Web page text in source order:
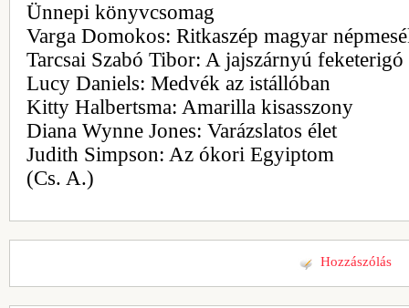
Ünnepi könyvcsomag
Varga Domokos: Ritkaszép magyar
Tarcsai Szabó Tibor: A jajszárnyú feketerigó
Lucy Daniels: Medvék az istállóban
Kitty Halbertsma: Amarilla kisasszony
Diana Wynne Jones: Varázslatos élet
Judith Simpson: Az ókori Egyiptom
(Cs. A.)
Hozzászólás